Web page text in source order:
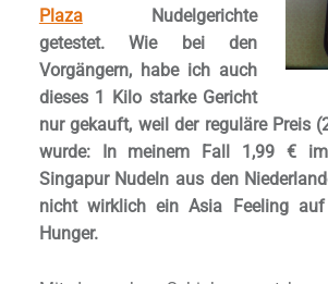
PlazaNudelgerichte
getestet. Wie bei den
Vorgängern, habe ich auch
dieses 1 Kilo starke Gericht
nur gekauft, weil der reguläre Preis
wurde: In meinem Fall 1,99 €
Singapur Nudeln aus den
nicht wirklich ein Asia Feeling
Hunger.